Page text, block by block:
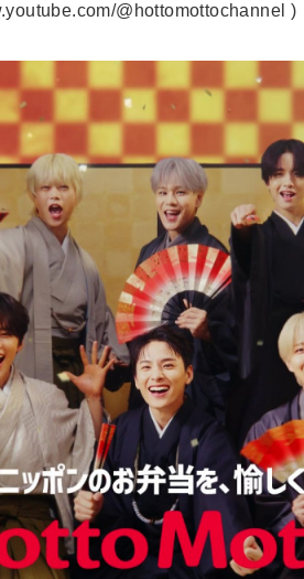
@hottomottochannel )